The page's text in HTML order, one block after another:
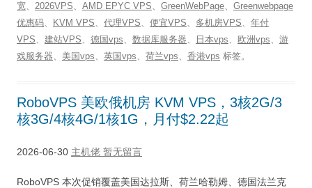
宽、 2026VPS、 AMD EPYC VPS、 GreenWebPage、 Greenwebpage
优惠码、 KVM VPS、 代理VPS、 便宜VPS、 多机房VPS、 年付
VPS、 建站VPS、 德国vps、 数据库服务器、 日本vps、 欧洲vps、 游
戏服务器、 美国vps、 英国vps、 荷兰vps、 香港vps 标签。
RoboVPS 美欧俄机房 KVM VPS，3核2G/3
核3G/4核4G/1核1G，月付$2.22起
2026-06-30 主机佬 暂无留言
RoboVPS 本次促销覆盖美国达拉斯、荷兰哈勒姆、德国法兰克